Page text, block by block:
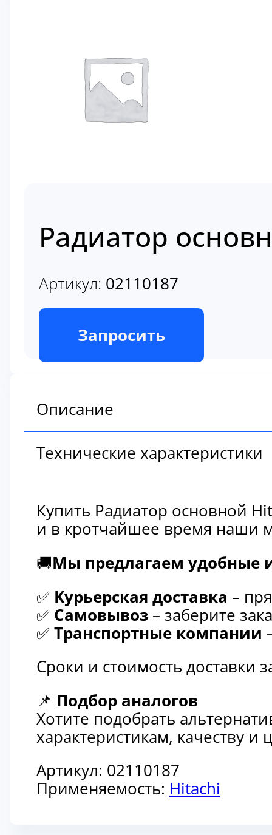
Радиатор
Артикул: 02110187
В наличии
Запросить
Описание
Технические характеристики
Купить Радиатор основной
и в кротчайшее время наши
🚚Мы предлагаем удобные
✅ Курьерская доставка –
✅ Самовывоз – заберите
✅ Транспортные компании
Сроки и стоимость доставки
📌 Подбор аналогов
Хотите подобрать
характеристикам, качеству
Артикул: 02110187
Применяемость: Hitachi